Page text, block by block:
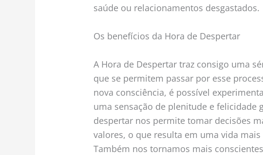
saúde ou relacionamentos desgastados.
Os benefícios da Hora de Despertar
A Hora de Despertar traz consigo uma
que se permitem passar por esse
nova consciência, é possível
uma sensação de plenitude e felicidade
despertar nos permite tomar decisões
valores, o que resulta em uma vida
Também nos tornamos mais